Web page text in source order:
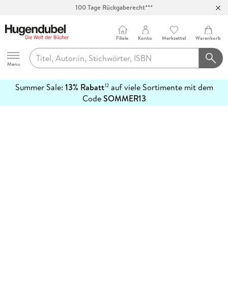
100 Tage Rückgaberecht***
Hugendubel
Menu
Filiale Konto Merkzettel Warenkorb
Summer Sale: 13% Rabatt12auf viele Sortimente mit dem
CodeSOMMER13
erfahren